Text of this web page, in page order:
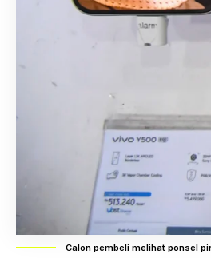
Calon pembeli melihat ponsel